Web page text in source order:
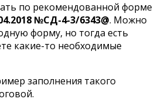
по рекомендованной форме
№СД-4-3/6343@. Можно
форму, но тогда есть
какие-то необходимые
заполнения такого